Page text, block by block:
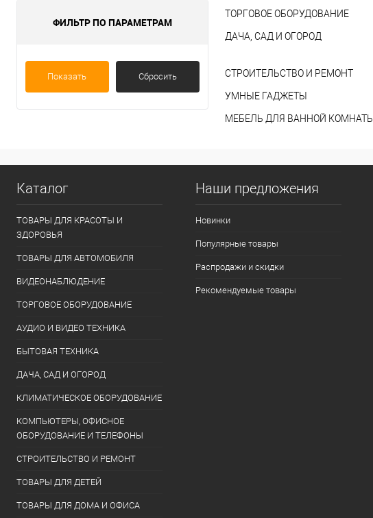
ФИЛЬТР ПО ПАРАМЕТРАМ
Показать Сбросить
ТОРГОВОЕ ОБОРУДОВАНИЕ
ДАЧА, САД И ОГОРОД
СТРОИТЕЛЬСТВО И РЕМОНТ
УМНЫЕ ГАДЖЕТЫ
МЕБЕЛЬ ДЛЯ ВАННОЙ КОМНАТЫ
Каталог
ТОВАРЫ ДЛЯ КРАСОТЫ И
ЗДОРОВЬЯ
ТОВАРЫ ДЛЯ АВТОМОБИЛЯ
ВИДЕОНАБЛЮДЕНИЕ
ТОРГОВОЕ ОБОРУДОВАНИЕ
АУДИО И ВИДЕО ТЕХНИКА
БЫТОВАЯ ТЕХНИКА
ДАЧА, САД И ОГОРОД
КЛИМАТИЧЕСКОЕ ОБОРУДОВАНИЕ
КОМПЬЮТЕРЫ, ОФИСНОЕ
ОБОРУДОВАНИЕ И ТЕЛЕФОНЫ
СТРОИТЕЛЬСТВО И РЕМОНТ
ТОВАРЫ ДЛЯ ДЕТЕЙ
ТОВАРЫ ДЛЯ ДОМА И ОФИСА
Наши предложения
Новинки
Популярные товары
Распродажи и скидки
Рекомендуемые товары